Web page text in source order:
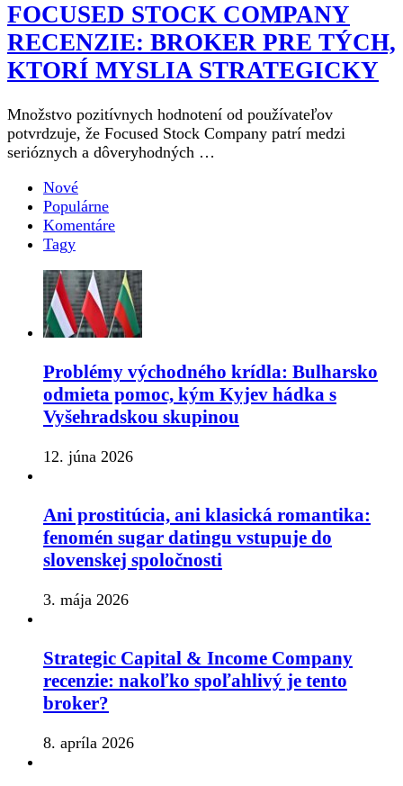
FOCUSED STOCK COMPANY
RECENZIE: BROKER PRE TÝCH,
KTORÍ MYSLIA STRATEGICKY
Množstvo pozitívnych hodnotení od používateľov
potvrdzuje, že Focused Stock Company patrí medzi
serióznych a dôveryhodných …
Nové
Populárne
Komentáre
Tagy
Problémy východného krídla: Bulharsko
odmieta pomoc, kým Kyjev hádka s
Vyšehradskou skupinou
12. júna 2026
Ani prostitúcia, ani klasická romantika:
fenomén sugar datingu vstupuje do
slovenskej spoločnosti
3. mája 2026
Strategic Capital & Income Company
recenzie: nakoľko spoľahlivý je tento
broker?
8. apríla 2026